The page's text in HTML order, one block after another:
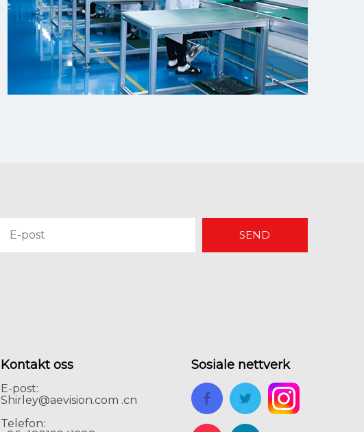
SEND
Kontakt oss
E-post:
Shirley@aevision.com .cn
Telefon:
Sosiale nettverk